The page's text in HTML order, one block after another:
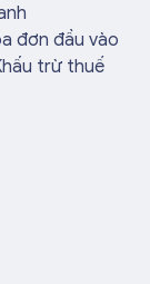
đơn đầu vào
trừ thuế